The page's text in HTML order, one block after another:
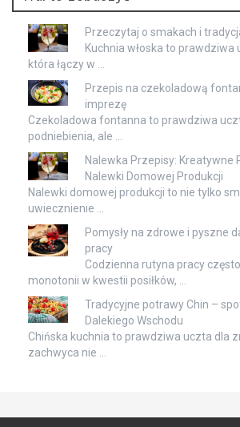
Przeczytaj o smakach i
Kuchnia włoska to prawdziwa
która łączy w …
Przepis na czekoladową
imprezę
Czekoladowa fontanna to prawdziwa
podniebienia, ale …
Nalewka Przepisy: Kreatywne
Nalewki Domowej Produkcji
Nalewki domowej produkcji to nie tylko
uwiecznienie …
Pomysły na zdrowe i pyszne
pracy
Codzienna rutyna pracy
monotonii w kwestii posiłków, …
Tradycyjne potrawy Chin –
Dalekiego Wschodu
Chińska kuchnia to prawdziwa uczta dla
zachwyca nie …